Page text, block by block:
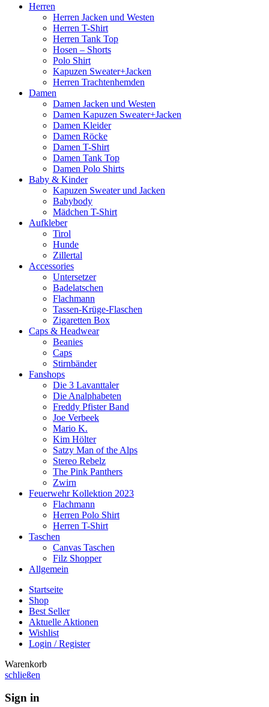
Herren
Herren Jacken und Westen
Herren T-Shirt
Herren Tank Top
Hosen – Shorts
Polo Shirt
Kapuzen Sweater+Jacken
Herren Trachtenhemden
Damen
Damen Jacken und Westen
Damen Kapuzen Sweater+Jacken
Damen Kleider
Damen Röcke
Damen T-Shirt
Damen Tank Top
Damen Polo Shirts
Baby & Kinder
Kapuzen Sweater und Jacken
Babybody
Mädchen T-Shirt
Aufkleber
Tirol
Hunde
Zillertal
Accessories
Untersetzer
Badelatschen
Flachmann
Tassen-Krüge-Flaschen
Zigaretten Box
Caps & Headwear
Beanies
Caps
Stirnbänder
Fanshops
Die 3 Lavanttaler
Die Analphabeten
Freddy Pfister Band
Joe Verbeek
Mario K.
Kim Hölter
Satzy Man of the Alps
Stereo Rebelz
The Pink Panthers
Zwirn
Feuerwehr Kollektion 2023
Flachmann
Herren Polo Shirt
Herren T-Shirt
Taschen
Canvas Taschen
Filz Shopper
Allgemein
Startseite
Shop
Best Seller
Aktuelle Aktionen
Wishlist
Login / Register
Warenkorb
schließen
Sign in